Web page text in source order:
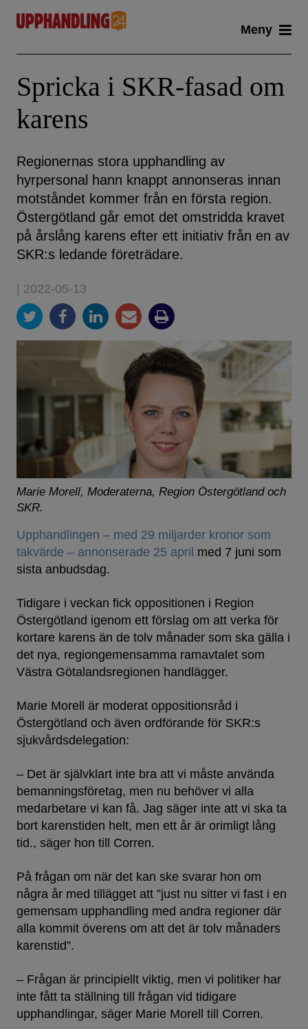
content
Meny
Spricka i SKR-fasad om
karens
Regionernas stora upphandling av
hyrpersonal hann knappt annonseras innan
motståndet kommer från en första region.
Östergötland går emot det omstridda kravet
på årslång karens efter ett initiativ från en av
SKR:s ledande företrädare.
| 2022-05-13
Marie Morell, Moderaterna, Region Östergötland och
SKR.
Upphandlingen – med 29 miljarder kronor som
takvärde – annonserade 25 april med 7 juni som
sista anbudsdag.
Tidigare i veckan fick oppositionen i Region
Östergötland igenom ett förslag om att verka för
kortare karens än de tolv månader som ska gälla i
det nya, regiongemensamma ramavtalet som
Västra Götalandsregionen handlägger.
Marie Morell är moderat oppositionsråd i
Östergötland och även ordförande för SKR:s
sjukvårdsdelegation:
– Det är självklart inte bra att vi måste använda
bemanningsföretag, men nu behöver vi alla
medarbetare vi kan få. Jag säger inte att vi ska ta
bort karenstiden helt, men ett år är orimligt lång
tid., säger hon till Corren.
På frågan om när det kan ske svarar hon om
några år med tillägget att ”just nu sitter vi fast i en
gemensam upphandling med andra regioner där
alla kommit överens om att det är tolv månaders
karenstid”.
– Frågan är principiellt viktig, men vi politiker har
inte fått ta ställning till frågan vid tidigare
upphandlingar, säger Marie Morell till Corren.